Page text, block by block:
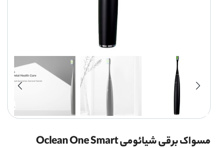
مسواک برقی شیائومی Oclean One Smart